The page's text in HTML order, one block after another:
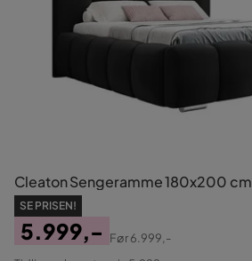
Cleaton Sengeramme 180x200 cm
SE PRISEN!
Pris
5.999,-
Original
Før6.999,-